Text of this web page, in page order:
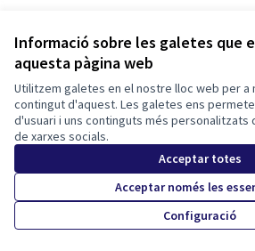
Informació sobre les galetes que
aquesta pàgina web
Utilitzem galetes en el nostre lloc web per a
contingut d'aquest. Les galetes ens
d'usuari i uns continguts més personalitzats
de xarxes socials.
Acceptar totes
Acceptar només les
Configuració
Termes i condicions d'ús
Configuració de les galetes
Tona participa a X
(Enllaç extern)
Tona participa a Facebook
(Enllaç extern)
Tona participa a Instagram
(Enllaç extern)
Triar la llenguaElegir el idioma
Web creada ambprogramari lliure .